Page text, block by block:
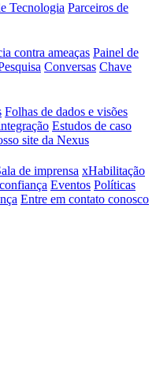
Tecnologia Parceiros de
contra ameaças Painel de
Conversas Chave
Folhas de dados e visões
Estudos de caso
site da Nexus
de imprensa xHabilitação
Eventos Políticas
Entre em contato conosco